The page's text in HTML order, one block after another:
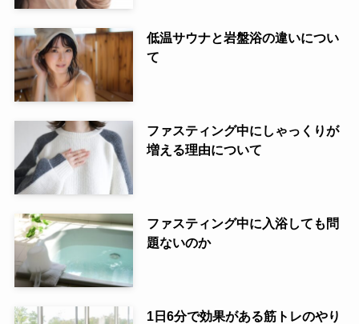
低温サウナと岩盤浴の違いについ
て
ファスティング中にしゃっくりが
増える理由について
ファスティング中に入浴しても問
題ないのか
1日6分で効果がある筋トレのやり